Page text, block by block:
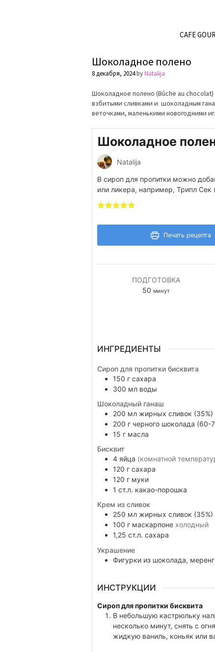
CAFE
Шоколадное полено
8 декабря, 2024byNatalija
Шоколадное полено (Bûche au
взбитыми сливками и шоколадным
веточками, маленькими новогодними
Шоколадное
Natalija
В сироп для пропитки можно
или ликера, например, Трипл
Печать рецепта
ПОДГОТОВКА
50минуты
минут
ИНГРЕДИЕНТЫ
Сироп для пропитки бисквита
150 г сахара
300 мл воды
Шоколадный ганаш
200 мл жирных сливок (35%)
200 г черного шоколада (60-
15 г масла
Бисквит
4 яйца (комнатной
120 г сахара
120 г муки
1 ст.л. какао-порошка
Крем из сливок
250 мл жирных сливок (35%)
100 г маскарпоне холодный
1,25 ст.л. сахара
Украшение
Фигурки из шоколада,
ИНСТРУКЦИИ
Сироп для пропитки бисквита
В небольшую кастрюльку
несколько минут, снять с
жидкую ваниль, коньяк или